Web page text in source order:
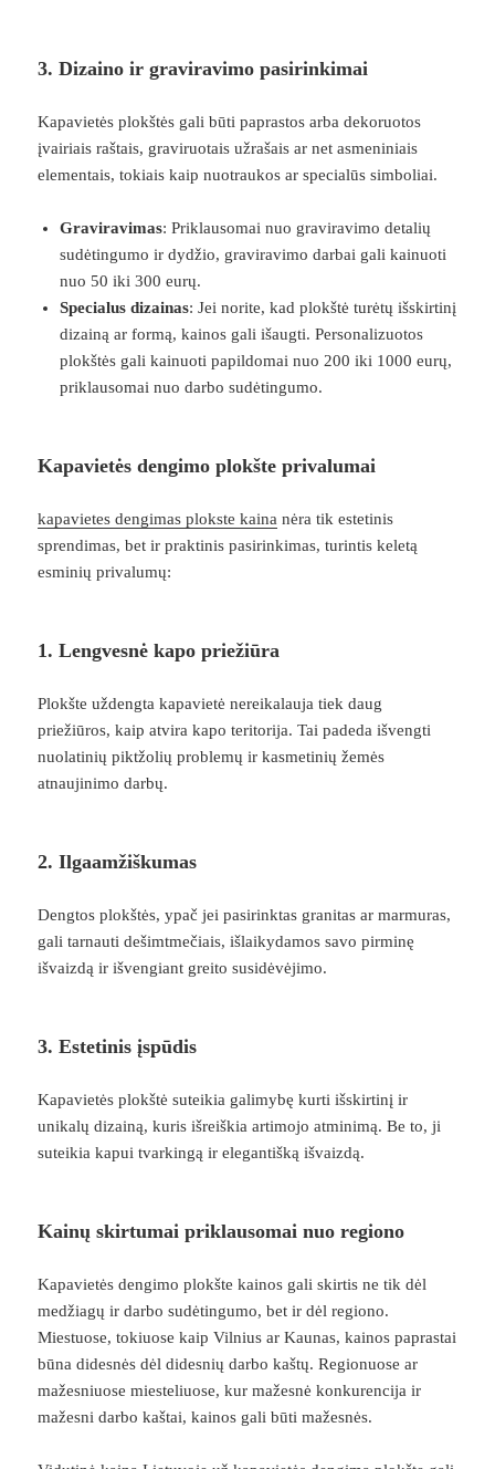
3. Dizaino ir graviravimo pasirinkimai
Kapavietės plokštės gali būti paprastos arba dekoruotos
įvairiais raštais, graviruotais užrašais ar net asmeniniais
elementais, tokiais kaip nuotraukos ar specialūs simboliai.
Graviravimas: Priklausomai nuo graviravimo detalių
sudėtingumo ir dydžio, graviravimo darbai gali kainuoti
nuo 50 iki 300 eurų.
Specialus dizainas: Jei norite, kad plokštė turėtų išskirtinį
dizainą ar formą, kainos gali išaugti. Personalizuotos
plokštės gali kainuoti papildomai nuo 200 iki 1000 eurų,
priklausomai nuo darbo sudėtingumo.
Kapavietės dengimo plokšte privalumai
kapavietes dengimas plokste kaina nėra tik estetinis
sprendimas, bet ir praktinis pasirinkimas, turintis keletą
esminių privalumų:
1. Lengvesnė kapo priežiūra
Plokšte uždengta kapavietė nereikalauja tiek daug
priežiūros, kaip atvira kapo teritorija. Tai padeda išvengti
nuolatinių piktžolių problemų ir kasmetinių žemės
atnaujinimo darbų.
2. Ilgaamžiškumas
Dengtos plokštės, ypač jei pasirinktas granitas ar marmuras,
gali tarnauti dešimtmečiais, išlaikydamos savo pirminę
išvaizdą ir išvengiant greito susidėvėjimo.
3. Estetinis įspūdis
Kapavietės plokštė suteikia galimybę kurti išskirtinį ir
unikalų dizainą, kuris išreiškia artimojo atminimą. Be to, ji
suteikia kapui tvarkingą ir elegantišką išvaizdą.
Kainų skirtumai priklausomai nuo regiono
Kapavietės dengimo plokšte kainos gali skirtis ne tik dėl
medžiagų ir darbo sudėtingumo, bet ir dėl regiono.
Miestuose, tokiuose kaip Vilnius ar Kaunas, kainos paprastai
būna didesnės dėl didesnių darbo kaštų. Regionuose ar
mažesniuose miesteliuose, kur mažesnė konkurencija ir
mažesni darbo kaštai, kainos gali būti mažesnės.